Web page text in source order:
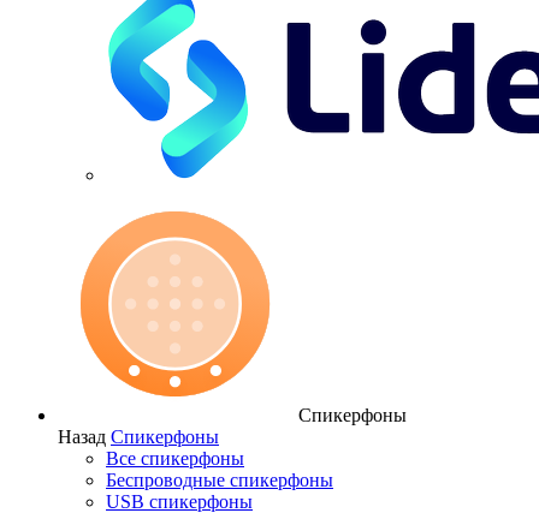
Спикерфоны
Назад Спикерфоны
Все спикерфоны
Беспроводные спикерфоны
USB спикерфоны